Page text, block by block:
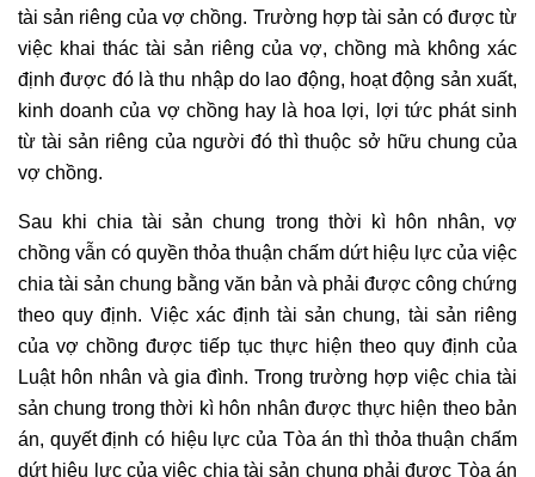
tài sản riêng của vợ chồng. Trường hợp tài sản có được từ
việc khai thác tài sản riêng của vợ, chồng mà không xác
định được đó là thu nhập do lao động, hoạt động sản xuất,
kinh doanh của vợ chồng hay là hoa lợi, lợi tức phát sinh
từ tài sản riêng của người đó thì thuộc sở hữu chung của
vợ chồng.
Sau khi chia tài sản chung trong thời kì hôn nhân, vợ
chồng vẫn có quyền thỏa thuận chấm dứt hiệu lực của việc
chia tài sản chung bằng văn bản và phải được công chứng
theo quy định. Việc xác định tài sản chung, tài sản riêng
của vợ chồng được tiếp tục thực hiện theo quy định của
Luật hôn nhân và gia đình. Trong trường hợp việc chia tài
sản chung trong thời kì hôn nhân được thực hiện theo bản
án, quyết định có hiệu lực của Tòa án thì thỏa thuận chấm
dứt hiệu lực của việc chia tài sản chung phải được Tòa án